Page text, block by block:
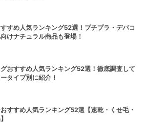
すめ人気ランキング52選！プチプラ・デパコ
けナチュラル商品も登場！
おすすめ人気ランキング52選！徹底調査して
タイプ別に紹介！
おすすめ人気ランキング52選【速乾・くせ毛・